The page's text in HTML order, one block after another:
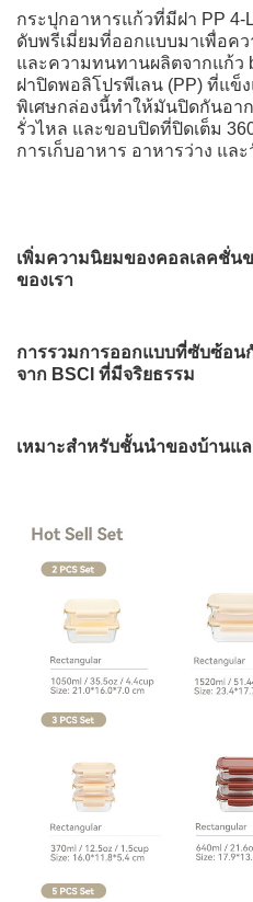
กระปุกอาหารแก้วที่มีฝา PP 4-
ดับพรีเมี่ยมที่ออกแบบมาเพื่อค
และความทนทานผลิตจากแก้ว
ฝาปิดพอลิโปรพีเลน (PP) ที่แ
พิเศษกล่องนี้ทําให้มันปิดกันอา
รั่วไหล และขอบปิดที่ปิดเต็ม
การเก็บอาหาร อาหารว่าง แล
เพิ่มความนิยมของคอลเลคชั่น
ของเรา
การรวมการออกแบบที่ซับซ้อน
จาก BSCI ที่มีจริยธรรม
เหมาะสําหรับชั้นนําของบ้านแ